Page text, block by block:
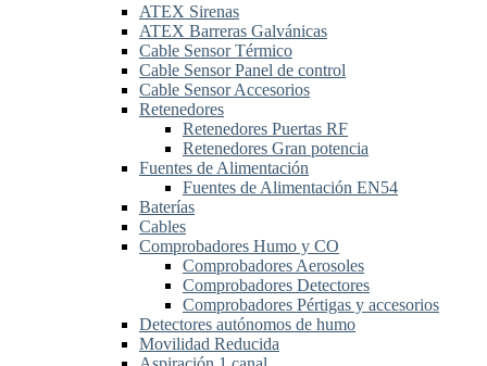
ATEX Sirenas
ATEX Barreras Galvánicas
Cable Sensor Térmico
Cable Sensor Panel de control
Cable Sensor Accesorios
Retenedores
Retenedores Puertas RF
Retenedores Gran potencia
Fuentes de Alimentación
Fuentes de Alimentación EN54
Baterías
Cables
Comprobadores Humo y CO
Comprobadores Aerosoles
Comprobadores Detectores
Comprobadores Pértigas y accesorios
Detectores autónomos de humo
Movilidad Reducida